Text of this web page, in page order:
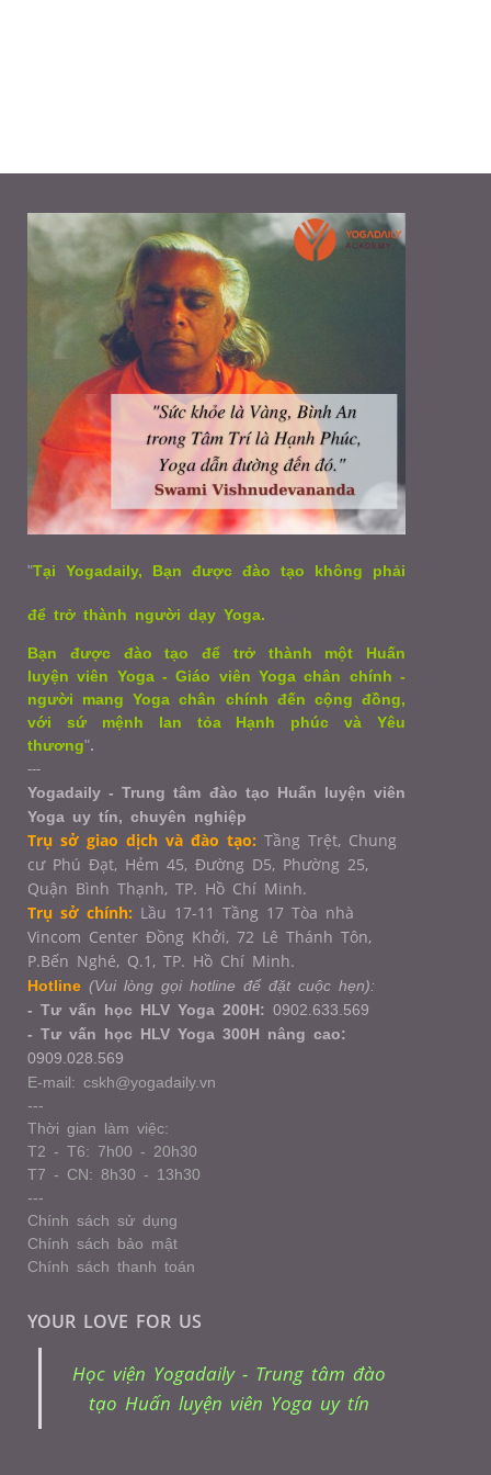
"Tại Yogadaily, Bạn được đào tạo không phải
để trở thành người dạy Yoga.
Bạn được đào tạo để trở thành một Huấn
luyện viên Yoga - Giáo viên Yoga chân chính -
người mang Yoga chân chính đến cộng đồng,
với sứ mệnh lan tỏa Hạnh phúc và Yêu
thương".
---
Yogadaily - Trung tâm đào tạo Huấn luyện viên
Yoga uy tín, chuyên nghiệp
Trụ sở giao dịch và đào tạo: Tầng Trệt, Chung
cư Phú Đạt, Hẻm 45, Đường D5, Phường 25,
Quận Bình Thạnh, TP. Hồ Chí Minh.
Trụ sở chính: Lầu 17-11 Tầng 17 Tòa nhà
Vincom Center Đồng Khởi, 72 Lê Thánh Tôn,
P.Bến Nghé, Q.1, TP. Hồ Chí Minh.
Hotline (Vui lòng gọi hotline để đặt cuộc hẹn):
- Tư vấn học HLV Yoga 200H: 0902.633.569
- Tư vấn học HLV Yoga 300H nâng cao:
0909.028.569
E-mail: cskh@yogadaily.vn
---
Thời gian làm việc:
T2 - T6: 7h00 - 20h30
T7 - CN: 8h30 - 13h30
---
Chính sách sử dụng
Chính sách bảo mật
Chính sách thanh toán
YOUR LOVE FOR US
Học viện Yogadaily - Trung tâm đào
tạo Huấn luyện viên Yoga uy tín